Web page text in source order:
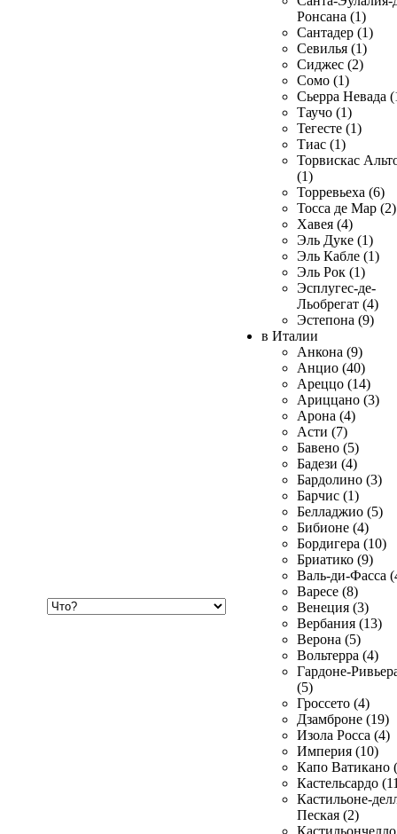
Ронсана (1)
Сантадер (1)
Севилья (1)
Сиджес (2)
Сомо (1)
Сьерра Невада
Таучо (1)
Тегесте (1)
Тиас (1)
Торвискас
(1)
Торревьеха (6)
Тосса де Мар (2)
Хавея (4)
Эль Дуке (1)
Эль Кабле (1)
Эль Рок (1)
Эсплугес-де-
Льобрегат (4)
Эстепона (9)
в Италии
Анкона (9)
Анцио (40)
Ареццо (14)
Ариццано (3)
Арона (4)
Асти (7)
Бавено (5)
Бадези (4)
Бардолино (3)
Барчис (1)
Белладжио (5)
Бибионе (4)
Бордигера (10)
Бриатико (9)
Валь-ди-Фасса
Варесе (8)
Венеция (3)
Вербания (13)
Верона (5)
Вольтерра (4)
Гардоне-
(5)
Гроссето (4)
Дзамброне (19)
Изола Росса (4)
Империя (10)
Капо Ватикано
Кастельсардо
Кастильоне-
Пеская (2)